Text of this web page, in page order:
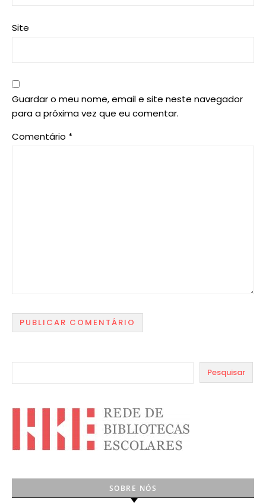
Site
Guardar o meu nome, email e site neste navegador
para a próxima vez que eu comentar.
Comentário *
Pesquisar
SOBRE NÓS